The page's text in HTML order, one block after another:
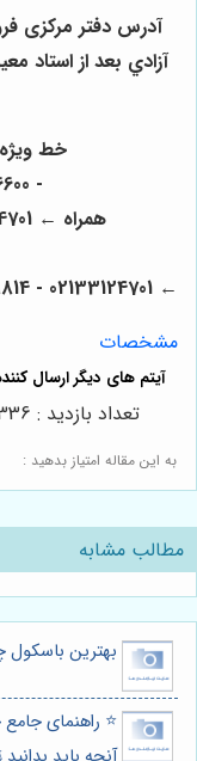
آدرس دفتر مرکزی
- 02166006600 02166003000
همراه ← 09123124701 ---- 09122108002
← 02133124701 - 02177379814 - 02133510970 - 02155833430
مشخصات
به این مقاله امتیاز بدهید :
تعداد بازدید : 336
مطالب مشابه
بهترین باسکول
⭐️ راهنمای جامع